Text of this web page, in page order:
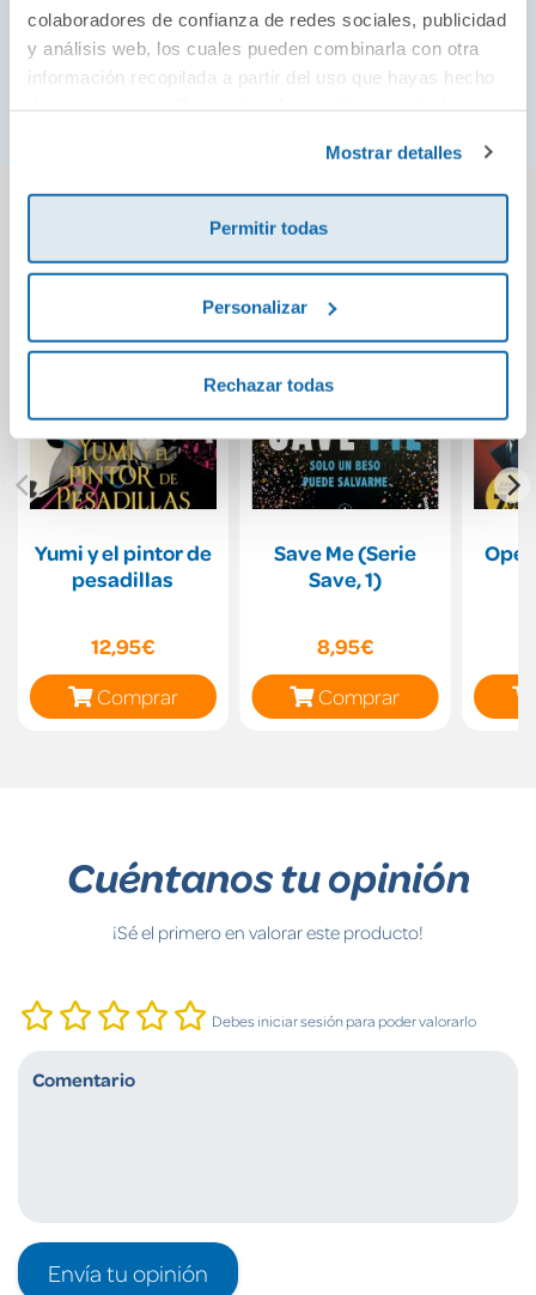
colaboradores de confianza de redes sociales, publicidad
y análisis web, los cuales pueden combinarla con otra
información recopilada a partir del uso que hayas hecho
Mostrar detalles
Permitir todas
Personalizar
Rechazar todas
logra encontrar a los culpables.
También podría gustarte...
Yumi y el pintor de
pesadillas
12,95€
Comprar
Save Me (Serie
Save, 1)
8,95€
Comprar
Cuéntanos tu opinión
¡Sé el primero en valorar este producto!
Debes iniciar sesión para poder valorarlo
Envía tu opinión